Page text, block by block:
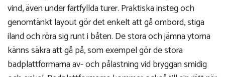
vind, även under fartfyllda turer. Praktiska insteg och
genomtänkt layout gör det enkelt att gå ombord, stiga
iland och röra sig runt i båten. De stora och jämna ytorna
känns säkra att gå på, som exempel gör de stora
badplattformarna av- och pålastning vid bryggan smidig